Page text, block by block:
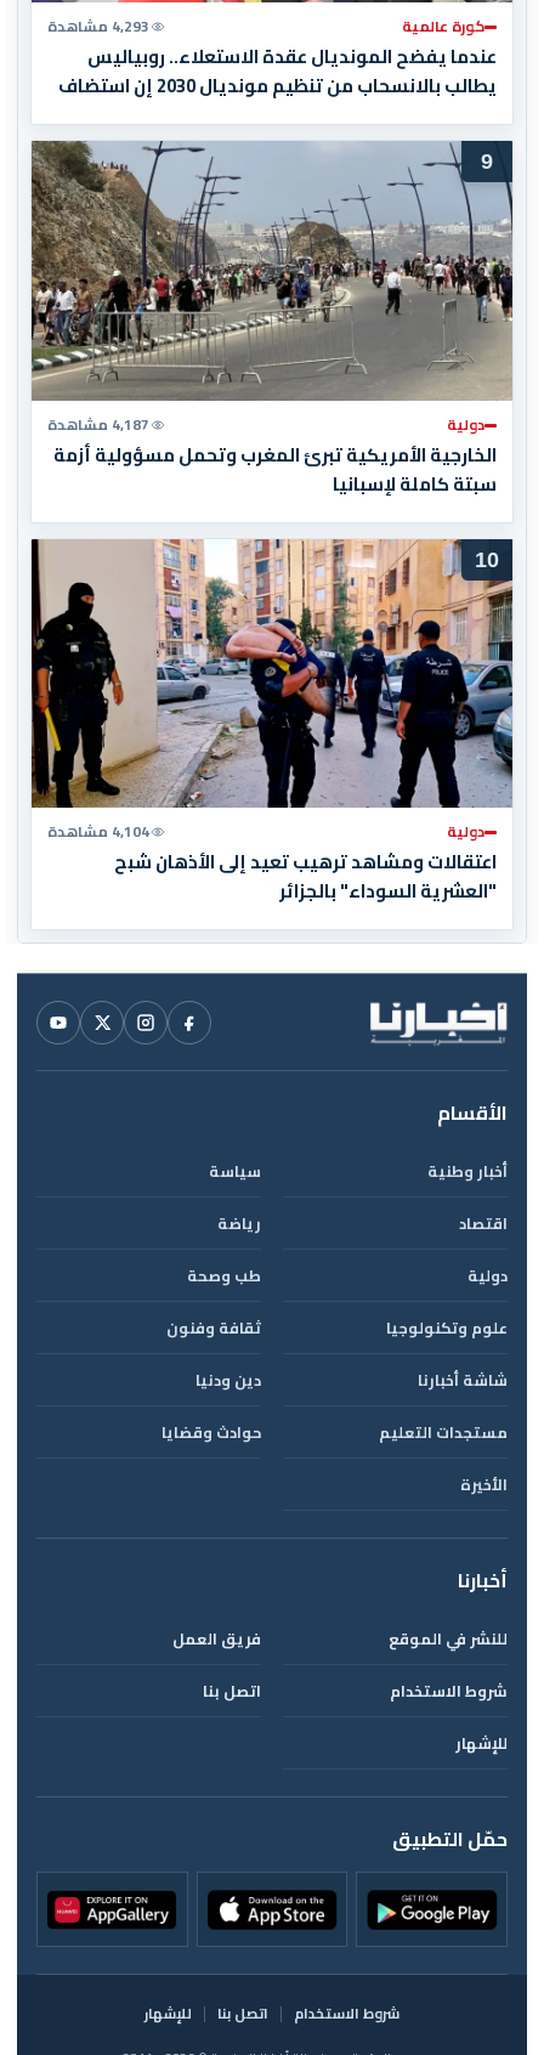
كورة عالمية 4,293 مشاهدة
عندما يفضح المونديال عقدة الاستعلاء.. روبياليس
يطالب بالانسحاب من تنظيم مونديال 2030 إن استضاف
المغرب المباراة النهائية!
9
دولية 4,187 مشاهدة
الخارجية الأمريكية تبرئ المغرب وتحمل مسؤولية أزمة
سبتة كاملة لإسبانيا
10
دولية 4,104 مشاهدة
اعتقالات ومشاهد ترهيب تعيد إلى الأذهان شبح
"العشرية السوداء" بالجزائر
الأقسام
أخبار وطنية
سياسة
اقتصاد
رياضة
دولية
طب وصحة
علوم وتكنولوجيا
ثقافة وفنون
شاشة أخبارنا
دين ودنيا
مستجدات التعليم
حوادث وقضايا
الأخيرة
أخبارنا
للنشر في الموقع
فريق العمل
شروط الاستخدام
اتصل بنا
للإشهار
حمّل التطبيق
شروط الاستخدام اتصل بنا
للإشهار